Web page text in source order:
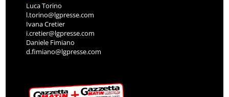
Luca Torino
l.torino@lgpresse.com
Ivana Cretier
i.cretier@lgpresse.com
Daniele Fimiano
d.fimiano@lgpresse.com